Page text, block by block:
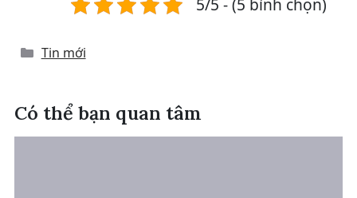
Categories
Tin mới
Có thể bạn quan tâm